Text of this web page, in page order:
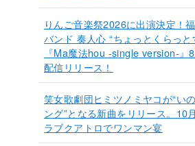
りんご音楽祭2026に出演決定！
バンド 奏人心 “ちょっとくらっと
『Ma魔法hou -single version-』
配信リリース！
笑女歌劇団ヒミツノミヤコが“い
ング”となる新曲をリリース。10
ラブクアトロでワンマン宴